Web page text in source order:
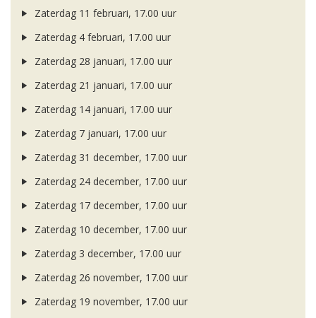
Zaterdag 11 februari, 17.00 uur
Zaterdag 4 februari, 17.00 uur
Zaterdag 28 januari, 17.00 uur
Zaterdag 21 januari, 17.00 uur
Zaterdag 14 januari, 17.00 uur
Zaterdag 7 januari, 17.00 uur
Zaterdag 31 december, 17.00 uur
Zaterdag 24 december, 17.00 uur
Zaterdag 17 december, 17.00 uur
Zaterdag 10 december, 17.00 uur
Zaterdag 3 december, 17.00 uur
Zaterdag 26 november, 17.00 uur
Zaterdag 19 november, 17.00 uur